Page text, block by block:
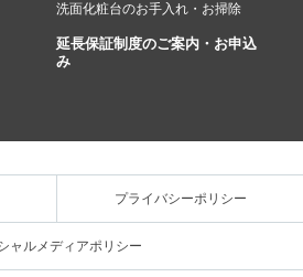
洗面化粧台のお手入れ・お掃除
延長保証制度のご案内・お申込
み
プライバシーポリシー
ャルメディアポリシー